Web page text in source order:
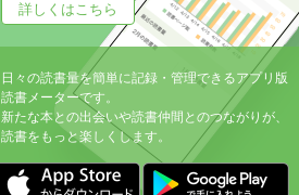
詳しくはこちら
日々の読書量を簡単に記録・管理できるアプリ版
読書メーターです。
新たな本との出会いや読書仲間とのつながりが、
読書をもっと楽しくします。